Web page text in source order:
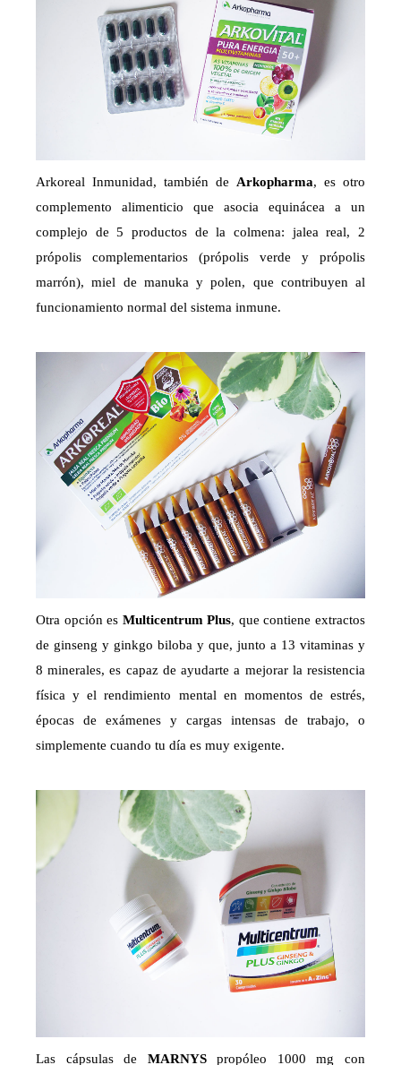
Arkoreal Inmunidad, también de Arkopharma, es otro
complemento alimenticio que asocia equinácea a un
complejo de 5 productos de la colmena: jalea real, 2
própolis complementarios (própolis verde y própolis
marrón), miel de manuka y polen, que contribuyen al
funcionamiento normal del sistema inmune.
Otra opción es Multicentrum Plus, que contiene extractos
de ginseng y ginkgo biloba y que, junto a 13 vitaminas y
8 minerales, es capaz de ayudarte a mejorar la resistencia
física y el rendimiento mental en momentos de estrés,
épocas de exámenes y cargas intensas de trabajo, o
simplemente cuando tu día es muy exigente.
Las cápsulas de MARNYSpropóleo 1000 mg con